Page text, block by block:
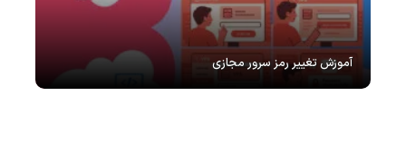
آموزش تغییر رمز سرور مجازی